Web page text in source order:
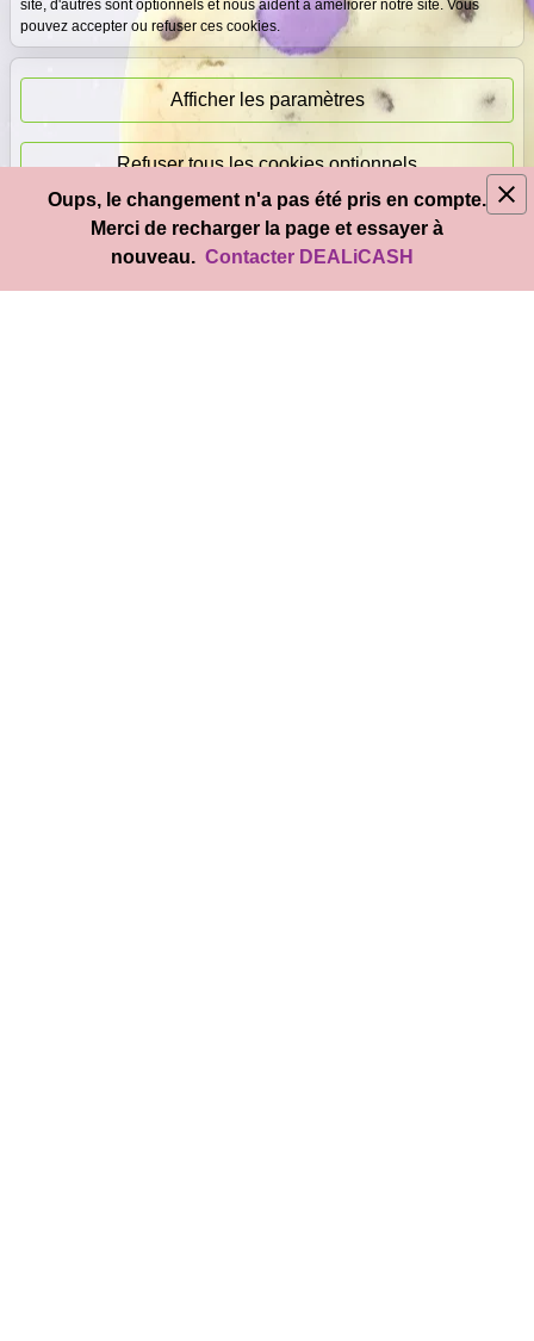
site, d'autres sont optionnels et nous aident à améliorer notre site. Vous
pouvez accepter ou refuser ces cookies.
Afficher les paramètres
Refuser tous les cookies optionnels
Accepter tous les cookies
Paiement
immédiat
© 2026 DEALiCASH- Tous droits réservés
Oups, le changement n'a pas été pris en compte.
Merci de recharger la page et essayer à
nouveau. Contacter DEALiCASH